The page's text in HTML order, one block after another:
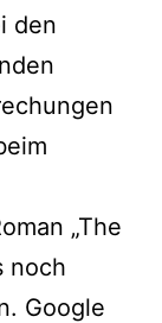
den
„The
noch
Google